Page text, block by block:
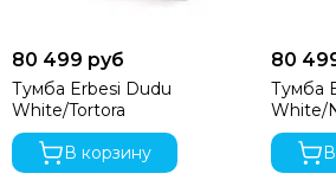
80 499 руб
Тумба Erbesi Dudu
White/Tortora
В корзину
80
Тумба
White/